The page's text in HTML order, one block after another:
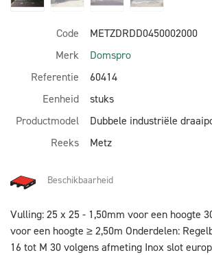
Code
METZDRDD0450002000
Merk
Domspro
Referentie
60414
Eenheid
stuks
Productmodel
Dubbele industriële
Reeks
Metz
Beschikbaarheid
Vulling: 25 x 25 - 1,50mm voor een hoogte 30 x 30 - 1,50mm
voor een hoogte ≥ 2,50m Onderdelen: Regelbare scharnieren M
16 tot M 30 volgens afmeting Inox slot europese cilinder